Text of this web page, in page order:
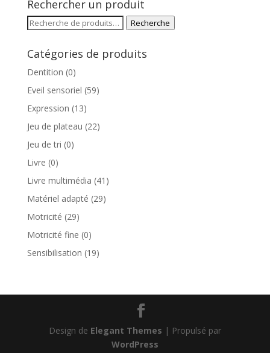
Rechercher un produit
Recherche
Recherche
Catégories de produits
Dentition (0)
Eveil sensoriel (59)
Expression (13)
Jeu de plateau (22)
Jeu de tri (0)
Livre (0)
Livre multimédia (41)
Matériel adapté (29)
Motricité (29)
Motricité fine (0)
Sensibilisation (19)
Design de Elegant Themes | Propulsé par
WordPress